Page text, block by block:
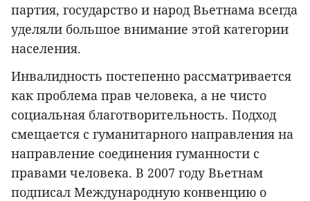
партия, государство и народ Вьетнама всегда
уделяли большое внимание этой категории
населения.
Инвалидность постепенно рассматривается
как проблема прав человека, а не чисто
социальная благотворительность. Подход
смещается с гуманитарного направления на
направление соединения гуманности с
правами человека. В 2007 году Вьетнам
подписал Международную конвенцию о